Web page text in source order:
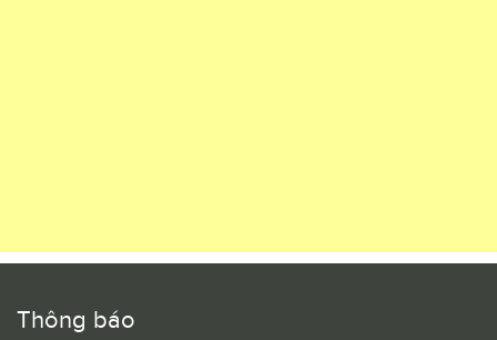
Thông báo